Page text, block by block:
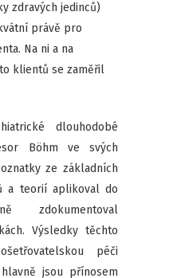
zdravých jedinců)
právě pro
Na ni a na
klientů se zaměřil
dlouhodobé
Böhm ve svých
ze základních
a teorií aplikoval do
zdokumentoval
Výsledky těchto
péči
jsou přínosem